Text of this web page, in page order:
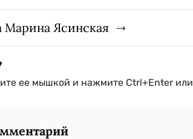
Ясинская
ее мышкой и нажмите Ctrl+Enter или